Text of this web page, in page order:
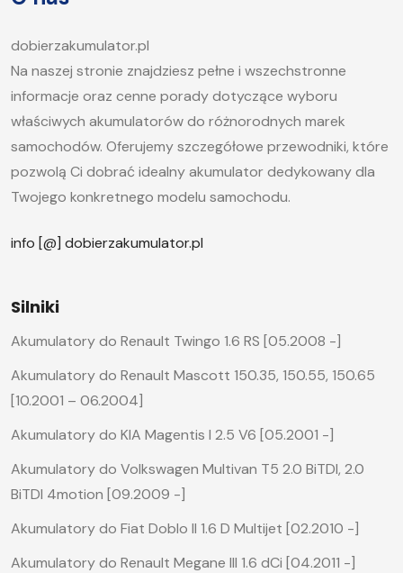
dobierzakumulator.pl
Na naszej stronie znajdziesz pełne i wszechstronne
informacje oraz cenne porady dotyczące wyboru
właściwych akumulatorów do różnorodnych marek
samochodów. Oferujemy szczegółowe przewodniki, które
pozwolą Ci dobrać idealny akumulator dedykowany dla
Twojego konkretnego modelu samochodu.
info [@] dobierzakumulator.pl
Silniki
Akumulatory do Renault Twingo 1.6 RS [05.2008 -]
Akumulatory do Renault Mascott 150.35, 150.55, 150.65
[10.2001 – 06.2004]
Akumulatory do KIA Magentis I 2.5 V6 [05.2001 -]
Akumulatory do Volkswagen Multivan T5 2.0 BiTDI, 2.0
BiTDI 4motion [09.2009 -]
Akumulatory do Fiat Doblo II 1.6 D Multijet [02.2010 -]
Akumulatory do Renault Megane III 1.6 dCi [04.2011 -]